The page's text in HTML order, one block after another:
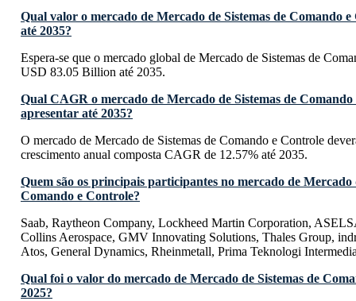
Qual valor o mercado de Mercado de Sistemas de Comando
até 2035?
Espera-se que o mercado global de Mercado de Sistemas de
USD 83.05 Billion até 2035.
Qual CAGR o mercado de Mercado de Sistemas de
apresentar até 2035?
O mercado de Mercado de Sistemas de Comando e Controle
crescimento anual composta CAGR de 12.57% até 2035.
Quem são os principais participantes no mercado de Mercado
Comando e Controle?
Saab, Raytheon Company, Lockheed Martin Corporation,
Collins Aerospace, GMV Innovating Solutions, Thales Group,
Atos, General Dynamics, Rheinmetall, Prima Teknologi
Qual foi o valor do mercado de Mercado de Sistemas de
2025?